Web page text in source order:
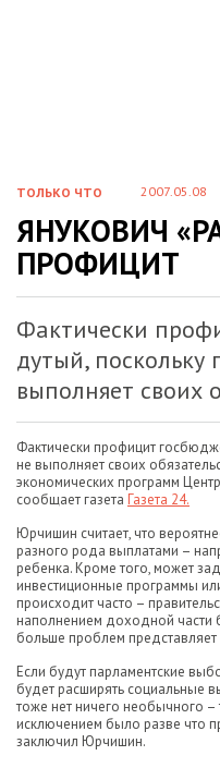
ТОЛЬКО ЧТО 2007.05.08
ЯНУКОВИЧ
ПРОФИЦИТ
Фактически
дутый, поскольку
выполняет своих
Фактически профицит
не выполняет своих
экономических программ
сообщает газета Газета 24.
Юрчишин считает, что
разного рода выплатами –
ребенка. Кроме того, может
инвестиционные программы
происходит часто –
наполнением доходной части
больше проблем представляет
Если будут парламентские
будет расширять социальные
тоже нет ничего необычного
исключением было разве что
заключил Юрчишин.